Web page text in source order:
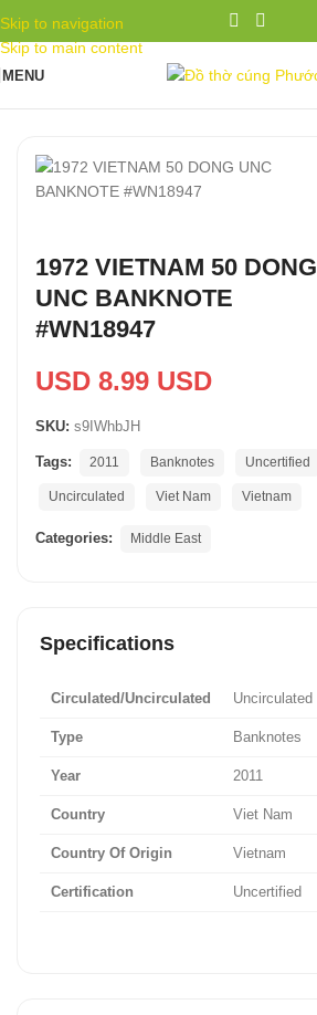
Skip to navigation
Skip to main content
MENU
1972 VIETNAM 50 DONG
UNC BANKNOTE
#WN18947
USD 8.99 USD
SKU: s9IWhbJH
Tags: 2011 Banknotes Uncertified
Uncirculated Viet Nam Vietnam
Categories: Middle East
Specifications
Circulated/Uncirculated Uncirculated
Type Banknotes
Year 2011
Country Viet Nam
Country Of Origin Vietnam
Certification Uncertified